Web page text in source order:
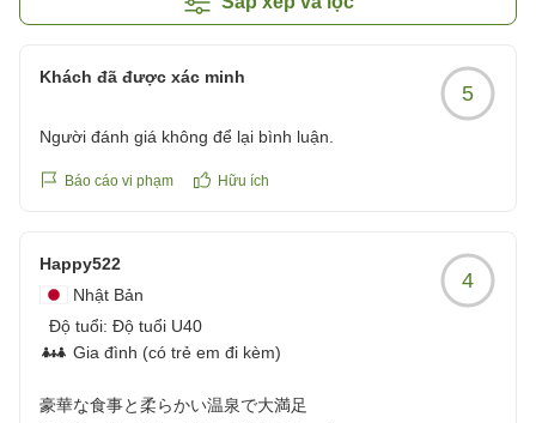
Khách đã được xác minh
5
Người đánh giá không để lại bình luận.
Báo cáo vi phạm Hữu ích
Happy522
Nhật Bản
Độ tuổi: Độ tuổi U40
Gia đình (có trẻ em đi kèm)
4
豪華な食事と柔らかい温泉で大満足